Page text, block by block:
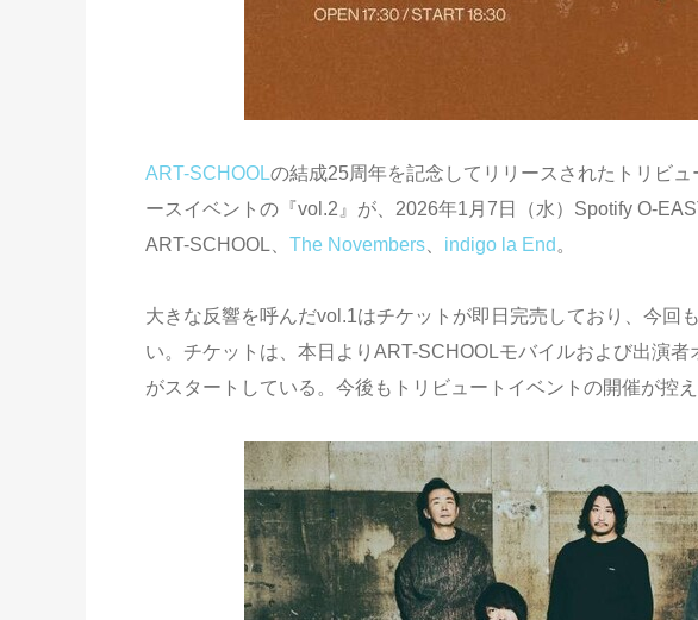
ART-SCHOOLの結成25周年を記念してリリースされたトリビ
ースイベントの『vol.2』が、2026年1月7日（水）Spotify O-
ART-SCHOOL、 The Novembers indigo la End 。
大きな反響を呼んだvol.1はチケットが即日完売しており、今回
い。チケットは、本日よりART-SCHOOLモバイルおよび出演者
がスタートしている。今後もトリビュートイベントの開催が控え